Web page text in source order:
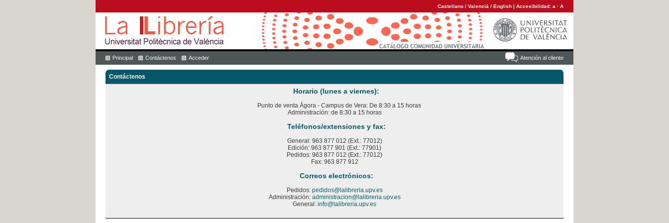
Castellano / Valencià / English | Accesibilidad: a · A
Atención al cliente
Principal Contáctenos Acceder
Contáctenos
Horario (lunes a viernes):
Punto de venta Ágora - Campus de Vera: De 8:30 a 15 horas
Administración: de 8:30 a 15 horas
Teléfonos/extensiones y fax:
General: 963 877 012 (Ext.: 77012)
Edición: 963 877 901 (Ext.: 77901)
Pedidos: 963 877 012 (Ext.: 77012)
Fax: 963 877 912
Correos electrónicos:
Pedidos: pedidos@lalibreria.upv.es
Administración: administracion@lalibreria.upv.es
General: info@lalibreria.upv.es